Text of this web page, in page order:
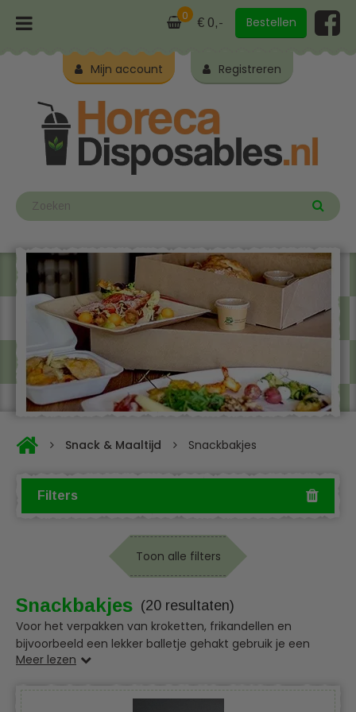
0 € 0,- Bestellen
Mijn account Registreren
Snack & Maaltijd Snackbakjes
Filters
Toon alle filters
Snackbakjes (20 resultaten)
Voor het verpakken van kroketten, frikandellen en
bijvoorbeeld een lekker balletje gehakt gebruik je een
bakje van duurzaam karton of suikerriet. Het is de hoogste
verpakkingsmateriaal naar een duurzaam alternatief. De
Meer lezen